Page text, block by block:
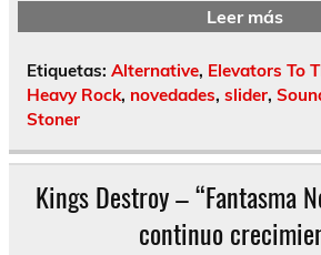
Leer más
Etiquetas: Alternative, Elevators To
Heavy Rock, novedades, slider,
Stoner
Kings Destroy – “Fantasma
continuo